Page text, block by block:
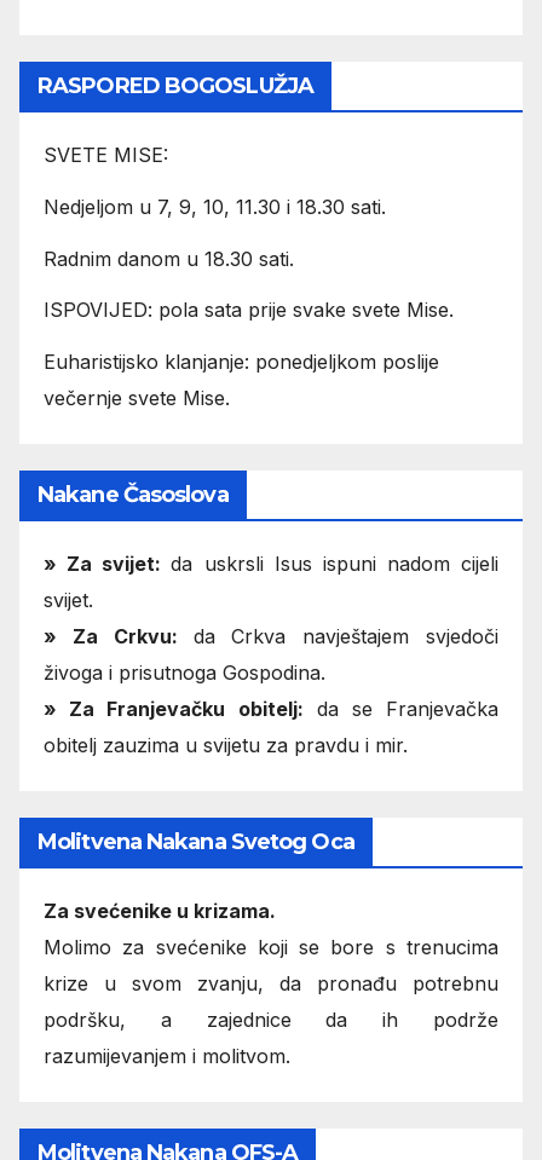
RASPORED BOGOSLUŽJA
SVETE MISE:
Nedjeljom u 7, 9, 10, 11.30 i 18.30 sati.
Radnim danom u 18.30 sati.
ISPOVIJED: pola sata prije svake svete Mise.
Euharistijsko klanjanje: ponedjeljkom poslije
večernje svete Mise.
Nakane Časoslova
» Za svijet:da uskrsli Isus ispuni nadom cijeli
svijet.
» Za Crkvu: da Crkva navještajem svjedoči
živoga i prisutnoga Gospodina.
» Za Franjevačku obitelj: da se Franjevačka
obitelj zauzima u svijetu za pravdu i mir.
Molitvena Nakana Svetog Oca
Za svećenike u krizama.
Molimo za svećenike koji se bore s trenucima
krize u svom zvanju, da pronađu potrebnu
podršku, a zajednice da ih podrže
razumijevanjem i molitvom.
Molitvena Nakana OFS-A